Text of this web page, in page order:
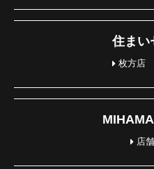
住まい
枚方店
店